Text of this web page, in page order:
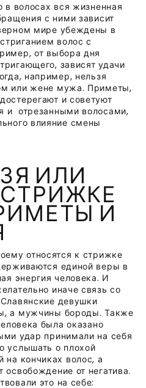
в волосах вся жизненная
с ними зависит
мире убеждены в
волос с
от выбора дня
зависят удачи
например, нельзя
или жене мужа. Приметы,
и советуют
и отрезанными волосами,
влияние смены
ИЛИ
И
относятся к стрижке
единой веры в
энергия человека. И
иначе связь со
девушки
а мужчины бороды. Также
была оказано
удар принимали на себя
услышать о плохой
на кончиках волос, а
освобождение от негатива.
это на себе: